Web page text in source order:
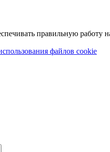
правильную работу
файлов cookie